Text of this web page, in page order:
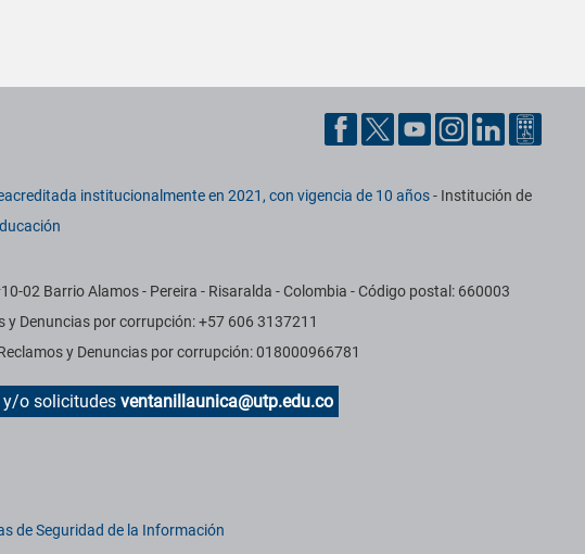
institucionalmente en 2021, con vigencia de 10 años- Institución de
02 Barrio Alamos - Pereira - Risaralda - Colombia - Código postal: 660003
y Denuncias por corrupción: +57 606 3137211
y Denuncias por corrupción: 018000966781
y/o solicitudesventanillaunica@utp.edu.co
de Seguridad de la Información